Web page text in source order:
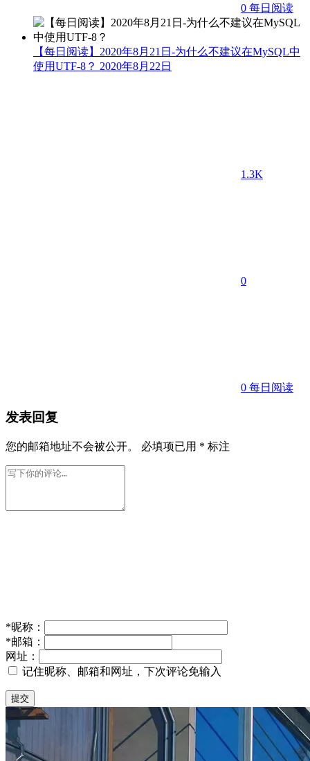
0 每日阅读
【每日阅读】2020年8月21日-为什么不建议在MySQL中
使用UTF-8？ 2020年8月22日
1.3K
0
0 每日阅读
发表回复
您的邮箱地址不会被公开。 必填项已用 * 标注
*昵称：
*邮箱：
网址：
记住昵称、邮箱和网址，下次评论免输入
提交